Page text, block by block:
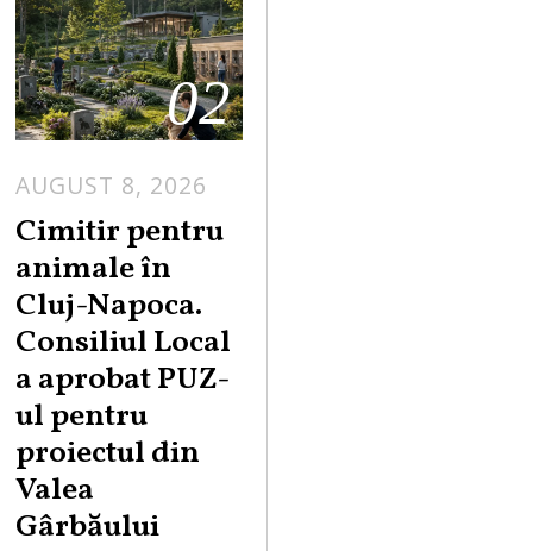
02
AUGUST 8, 2026
Cimitir pentru
animale în
Cluj-Napoca.
Consiliul Local
a aprobat PUZ-
ul pentru
proiectul din
Valea
Gârbăului